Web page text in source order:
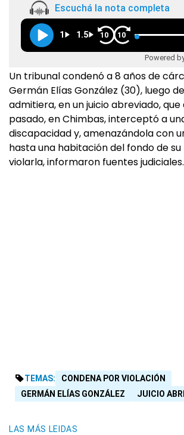
Escuchá la nota completa
1 1.5 10 10
Powered
Un tribunal condenó a 8 años de
Germán Elías González (30), luego
admitiera, en un juicio abreviado, que
pasado, en Chimbas, interceptó a
discapacidad y, amenazándola con
hasta una habitación del fondo de
violarla, informaron fuentes judiciales.
TEMAS:
CONDENA POR VIOLACIÓN
GERMÁN ELÍAS GONZÁLEZ
JUICIO
LAS MÁS LEIDAS